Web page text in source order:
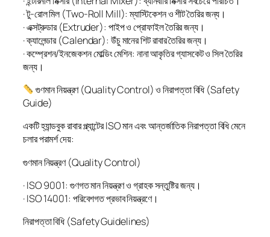
· টু-রোল মিল (Two-Roll Mill): ম্যাস্টিকেশন ও শীট তৈরির জন্য।
· এক্সট্রুডার (Extruder): পাইপ ও প্রোফাইল তৈরির জন্য।
· ক্যালেন্ডার (Calendar): উঁচু মানের শিট রাবার তৈরির জন্য।
· কম্প্রেশন/ইনজেকশন মোল্ডিং মেশিন: নানা আকৃতির গ্যাসকেট ও সিল তৈরির
জন্য।
গুণমান নিয়ন্ত্রণ (Quality Control) ও নিরাপত্তা বিধি (Safety
Guide)
একটি হ্যান্ডবুক রাবার প্ল্যান্টের ISO মান এবং আন্তর্জাতিক নিরাপত্তা বিধি মেনে
চলার পরামর্শ দেয়:
গুণমান নিয়ন্ত্রণ (Quality Control)
· ISO 9001: গুণগত মান নিয়ন্ত্রণ ও গ্রাহক সন্তুষ্টির জন্য।
· ISO 14001: পরিবেশগত প্রভাব নিয়ন্ত্রণে।
নিরাপত্তা বিধি (Safety Guidelines)